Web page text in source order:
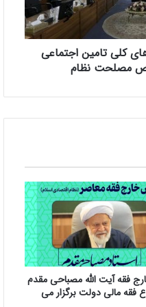
کلی تامین اجتماعی
مصلحت نظام
فقه آیت الله مصباحی مقدم
فقه مالی دولت برگزار می